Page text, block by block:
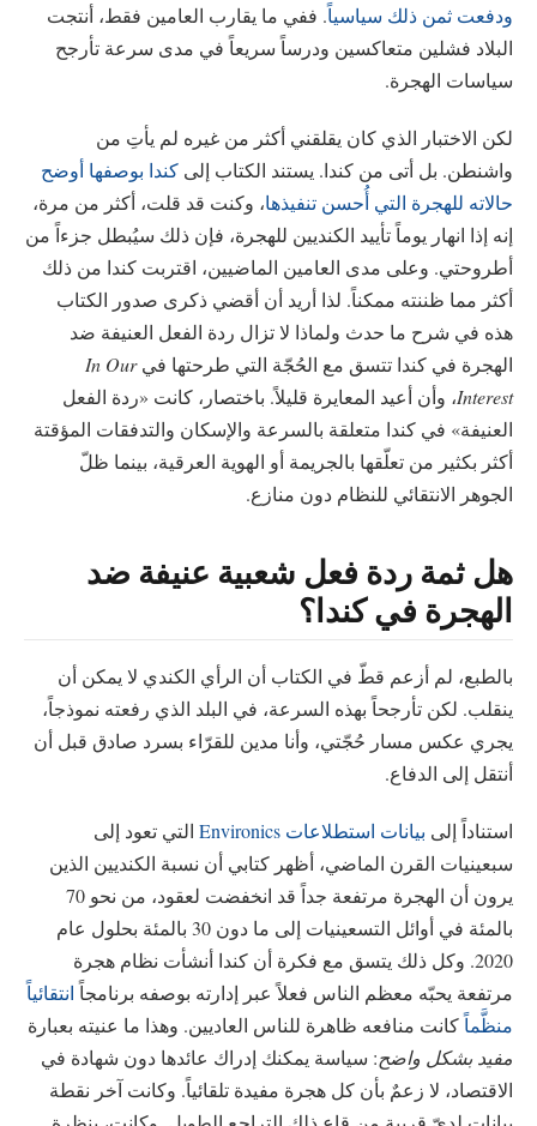
ودفعت ثمن ذلك سياسياً. ففي ما يقارب العامين فقط، أنتجت
البلاد فشلين متعاكسين ودرساً سريعاً في مدى سرعة تأرجح
سياسات الهجرة.
لكن الاختبار الذي كان يقلقني أكثر من غيره لم يأتِ من
واشنطن. بل أتى من كندا. يستند الكتاب إلى كندا بوصفها أوضح
حالاته للهجرة التي أُحسن تنفيذها، وكنت قد قلت، أكثر من مرة،
إنه إذا انهار يوماً تأييد الكنديين للهجرة، فإن ذلك سيُبطل جزءاً من
أطروحتي. وعلى مدى العامين الماضيين، اقتربت كندا من ذلك
أكثر مما ظننته ممكناً. لذا أريد أن أقضي ذكرى صدور الكتاب
هذه في شرح ما حدث ولماذا لا تزال ردة الفعل العنيفة ضد
الهجرة في كندا تتسق مع الحُجّة التي طرحتها فيIn Our
Interest، وأن أعيد المعايرة قليلاً. باختصار، كانت «ردة الفعل
العنيفة» في كندا متعلقة بالسرعة والإسكان والتدفقات المؤقتة
أكثر بكثير من تعلّقها بالجريمة أو الهوية العرقية، بينما ظلّ
الجوهر الانتقائي للنظام دون منازع.
هل ثمة ردة فعل شعبية عنيفة ضد
الهجرة في كندا؟
بالطبع، لم أزعم قطّ في الكتاب أن الرأي الكندي لا يمكن أن
ينقلب. لكن تأرجحاً بهذه السرعة، في البلد الذي رفعته نموذجاً،
يجري عكس مسار حُجّتي، وأنا مدين للقرّاء بسرد صادق قبل أن
أنتقل إلى الدفاع.
استناداً إلى بيانات استطلاعات Environics
التي تعود إلى
سبعينيات القرن الماضي، أظهر كتابي أن نسبة الكنديين الذين
يرون أن الهجرة مرتفعة جداً قد انخفضت لعقود، من نحو 70
بالمئة في أوائل التسعينيات إلى ما دون 30 بالمئة بحلول عام
2020. وكل ذلك يتسق مع فكرة أن كندا أنشأت نظام هجرة
مرتفعة يحبّه معظم الناس فعلاً عبر إدارته بوصفه برنامجاًانتقائياً
منظَّماًكانت منافعه ظاهرة للناس العاديين. وهذا ما عنيته بعبارة
مفيد بشكل واضح: سياسة يمكنك إدراك عائدها دون شهادة في
الاقتصاد، لا زعمٌ بأن كل هجرة مفيدة تلقائياً. وكانت آخر نقطة